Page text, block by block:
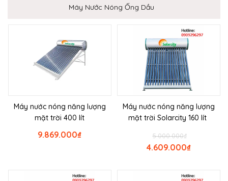
Máy Nước Nóng Ống Dầu
Máy nước nóng năng lượng
mặt trời 400 lít
₫
9.869.000
Máy nước nóng năng lượng
mặt trời Solarcity 160 lít
₫
5.000.000
₫
4.609.000